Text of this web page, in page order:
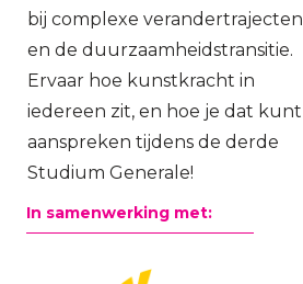
bij complexe verandertrajecten
en de duurzaamheidstransitie.
Ervaar hoe kunstkracht in
iedereen zit, en hoe je dat kunt
aanspreken tijdens de derde
Studium Generale!
In samenwerking met: